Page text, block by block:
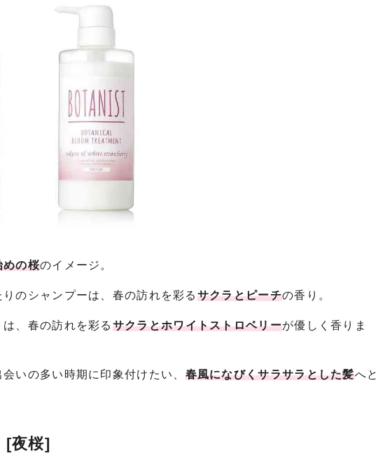
めの桜のイメージ。
のシャンプーは、春の訪れを彩る サクラとピーチの香り。
、春の訪れを彩る サクラとホワイトストロベリーが優しく香りま
いの多い時期に印象付けたい、 春風になびくサラサラとした髪へと
夜桜]